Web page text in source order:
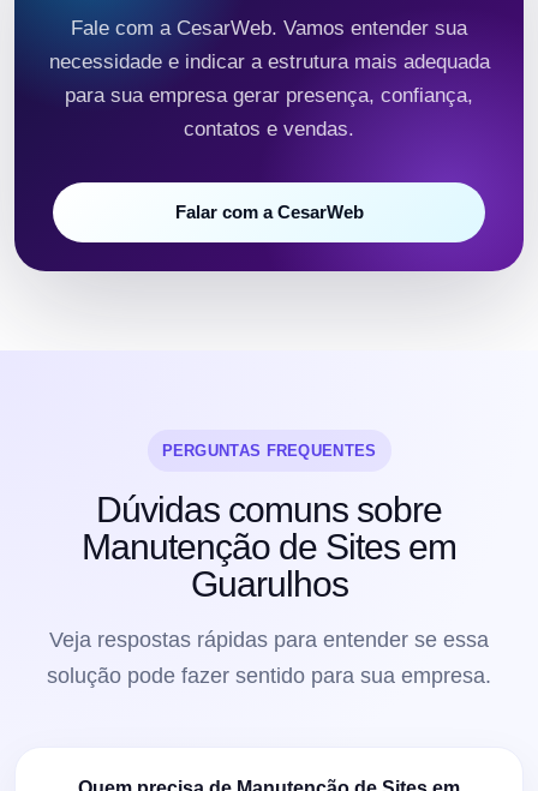
Fale com a CesarWeb. Vamos entender sua
necessidade e indicar a estrutura mais adequada
para sua empresa gerar presença, confiança,
contatos e vendas.
Falar com a CesarWeb
PERGUNTAS FREQUENTES
Dúvidas comuns sobre
Manutenção de Sites em
Guarulhos
Veja respostas rápidas para entender se essa
solução pode fazer sentido para sua empresa.